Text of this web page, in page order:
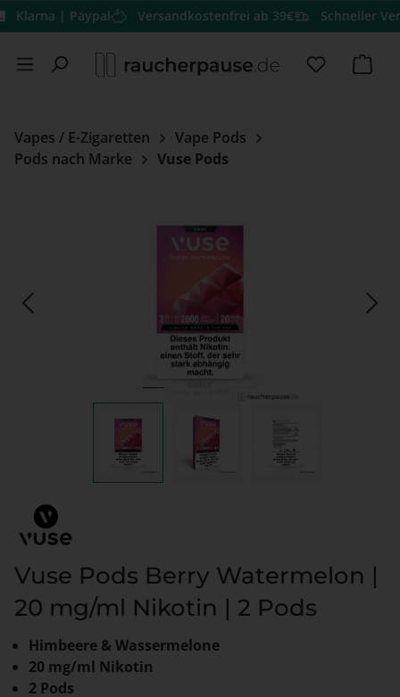
Zum Hauptinhalt springen
| Paypal Versandkostenfrei ab 39€ Schneller Versand
Du hast
Vapes / E-Zigaretten
Vape Pods
Pods nach Marke
Vuse Pods
Vuse Pods Berry Watermelon |
20 mg/ml Nikotin | 2 Pods
Himbeere & Wassermelone
20 mg/ml Nikotin
2 Pods